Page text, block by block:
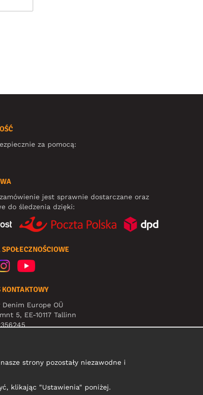
za pomocą:
jest sprawnie dostarczane oraz
do śledzenia dzięki:
KONTAKTOWY
Denim Europe OÜ
5, EE-10117 Tallinn
strony pozostały niezawodne i
klikając "Ustawienia" poniżej.